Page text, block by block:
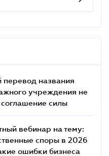
названия
учреждения не
силы
вебинар на тему:
споры в 2026
ошибки бизнеса